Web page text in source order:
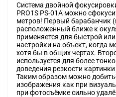
Система двойной
PRO1S PS-01A можно
метров! Первый барабанчик
расположенный ближе к
применяется для быстрой
настройки на объект, когда
хотя бы в общих чертах.
используется для более
доведения резкости
Таким образом можно
изображения как при
при фотосъёмке сильно